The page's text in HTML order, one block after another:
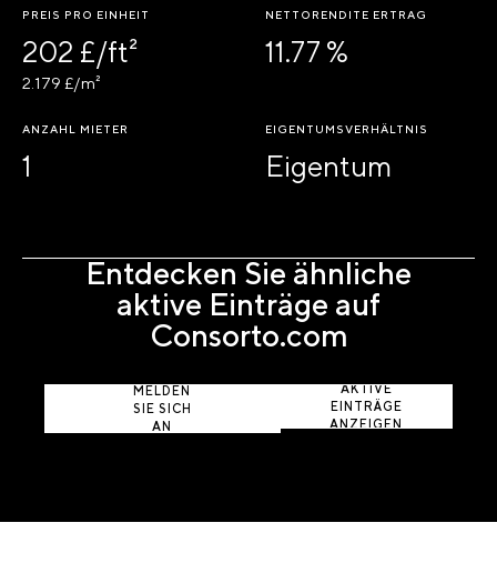
PREIS PRO EINHEIT
202 £/ft²
2.179 £/m²
NETTORENDITE ERTRAG
11.77 %
ANZAHL MIETER
1
EIGENTUMSVERHÄLTNIS
Eigentum
Entdecken Sie ähnliche
aktive Einträge auf
Consorto.com
MELDEN
SIE SICH
AN
AKTIVE
EINTRÄGE
ANZEIGEN